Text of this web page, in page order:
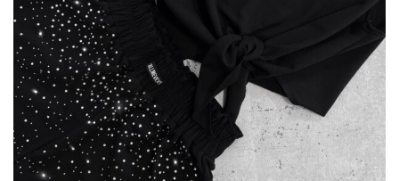
info@callmevexy.com